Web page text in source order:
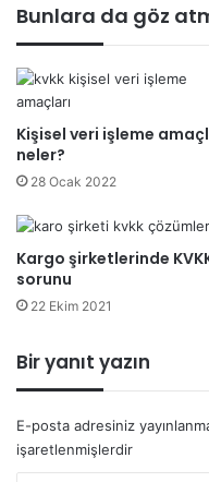
Bunlara da göz
Kişisel veri işleme
neler?
28 Ocak 2022
Kargo şirketlerinde
sorunu
22 Ekim 2021
Bir yanıt yazın
E-posta adresiniz
işaretlenmişlerdir